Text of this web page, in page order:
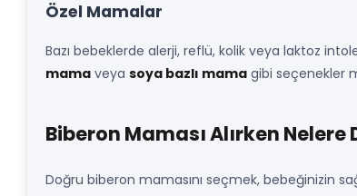
Özel Mamalar
Bazı bebeklerde alerji, reflü, kolik veya laktoz
mama veya soya bazlı mama gibi seçenekler
Biberon Maması Alırken
Doğru biberon mamasını seçmek, bebeğinizin